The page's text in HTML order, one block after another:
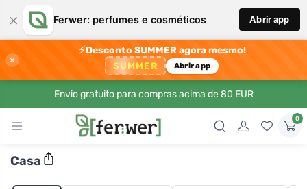
× Ferwer: perfumes e cosméticos Abrir app
×
⚡Desconto SUMMER agora mesmo!
SUMMER Abrir app
Envio gratuito para compras acima de 80 EUR
0
Casa